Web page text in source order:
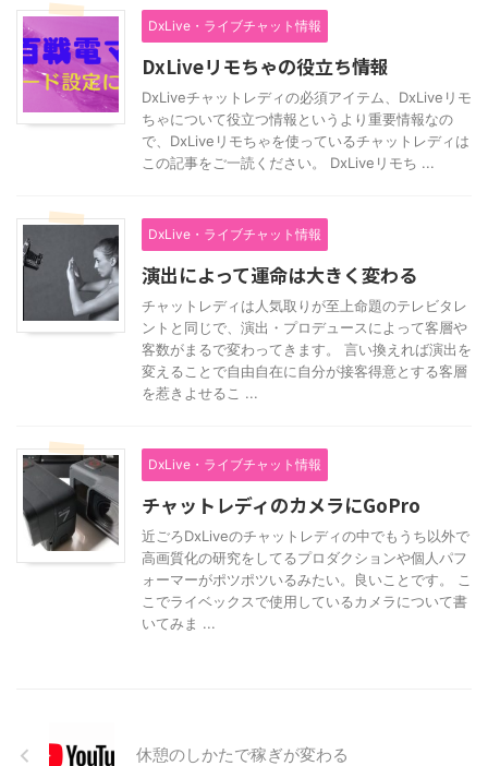
DxLive・ライブチャット情報
DxLiveリモちゃの役立ち情報
DxLiveチャットレディの必須アイテム、DxLiveリモ
ちゃについて役立つ情報というより重要情報なの
で、DxLiveリモちゃを使っているチャットレディは
この記事をご一読ください。 DxLiveリモち ...
DxLive・ライブチャット情報
演出によって運命は大きく変わる
チャットレディは人気取りが至上命題のテレビタレ
ントと同じで、演出・プロデュースによって客層や
客数がまるで変わってきます。 言い換えれば演出を
変えることで自由自在に自分が接客得意とする客層
を惹きよせるこ ...
DxLive・ライブチャット情報
チャットレディのカメラにGoPro
近ごろDxLiveのチャットレディの中でもうち以外で
高画質化の研究をしてるプロダクションや個人パフ
ォーマーがポツポツいるみたい。良いことです。 こ
こでライベックスで使用しているカメラについて書
いてみま ...
休憩のしかたで稼ぎが変わる